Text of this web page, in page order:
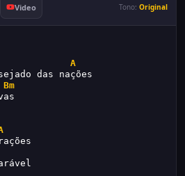
Video Tono: Original
A
das nações
Bm